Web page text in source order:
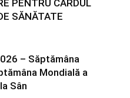
PENTRU CARDUL
SĂNĂTATE
– Săptămâna
Mondială a
Sân